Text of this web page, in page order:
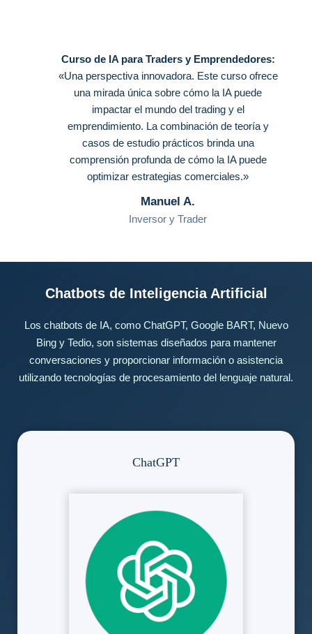
Curso de IA para Traders y Emprendedores:
«Una perspectiva innovadora. Este curso ofrece
una mirada única sobre cómo la IA puede
impactar el mundo del trading y el
emprendimiento. La combinación de teoría y
casos de estudio prácticos brinda una
comprensión profunda de cómo la IA puede
optimizar estrategias comerciales.»
Manuel A.
Inversor y Trader
Chatbots de Inteligencia Artificial
Los chatbots de IA, como ChatGPT, Google BART, Nuevo
Bing y Tedio, son sistemas diseñados para mantener
conversaciones y proporcionar información o asistencia
utilizando tecnologías de procesamiento del lenguaje natural.
ChatGPT